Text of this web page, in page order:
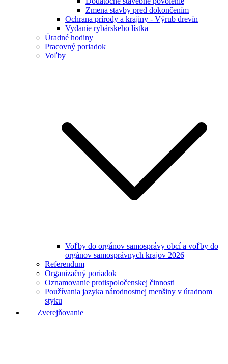
Zmena stavby pred dokončením
Ochrana prírody a krajiny - Výrub drevín
Vydanie rybárskeho lístka
Úradné hodiny
Pracovný poriadok
Voľby
Voľby do orgánov samosprávy obcí a voľby do
orgánov samosprávnych krajov 2026
Referendum
Organizačný poriadok
Oznamovanie protispoločenskej činnosti
Používania jazyka národnostnej menšiny v úradnom
styku
Zverejňovanie